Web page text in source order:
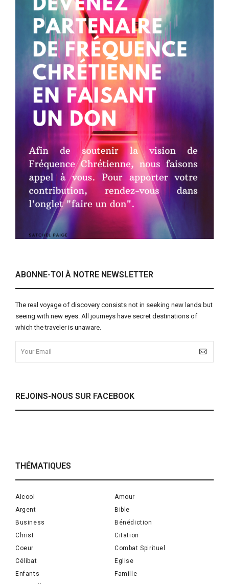
ABONNE-TOI À NOTRE NEWSLETTER
The real voyage of discovery consists not in seeking new lands but
seeing with new eyes. All journeys have secret destinations of
which the traveler is unaware.
REJOINS-NOUS SUR FACEBOOK
THÉMATIQUES
Alcool
Amour
Argent
Bible
Business
Bénédiction
Christ
Citation
Coeur
Combat Spirituel
Célibat
Eglise
Enfants
Famille